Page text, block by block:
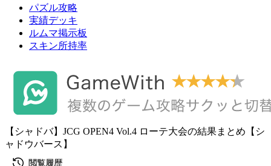
パズル攻略
実績デッキ
ルムマ掲示板
スキン所持率
【シャドバ】JCG OPEN4 Vol.4 ローテ大会の結果まとめ【シ
ャドウバース】